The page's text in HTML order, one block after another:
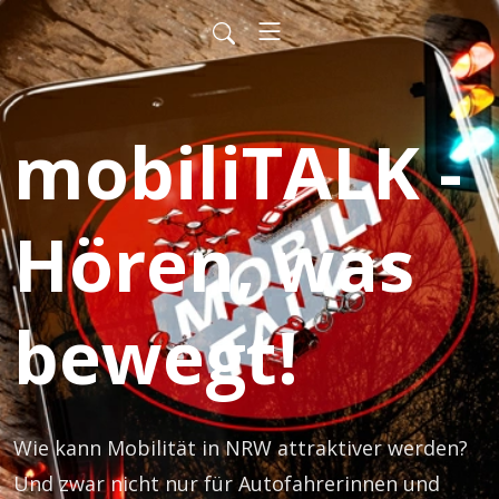
mobiliTALK -
Hören, was
bewegt!
Wie kann Mobilität in NRW attraktiver werden?
Und zwar nicht nur für Autofahrerinnen und